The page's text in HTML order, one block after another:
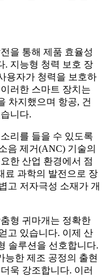
을 통해 제품 효율성
. 지능형 청력 보호 장
용자가 청력을 보호하
러한 스마트 장치는
차지했으며 항공, 건
니다.
리를 들을 수 있도록
음 제거(ANC) 기술의
한 산업 환경에서 점
료 과학의 발전으로 장
고 저자극성 소재가 개
형 귀마개는 정확한
고 있습니다. 이제 산
솔루션을 선호합니다.
능한 제조 공정의 출현
욱 강조합니다. 이러